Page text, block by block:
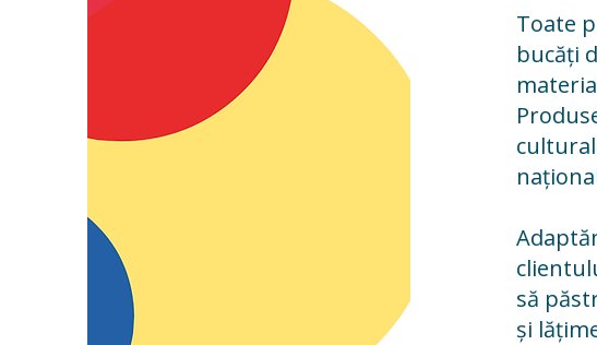
Toate p
bucăți
să
și